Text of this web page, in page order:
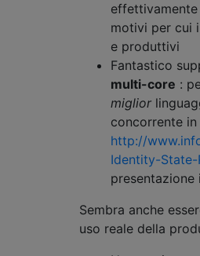
motivi per cui
e produttivi
Fantastico
multi-core :
miglior
concorrente
http://
Identity-
presentazione
Sembra anche
uso reale della